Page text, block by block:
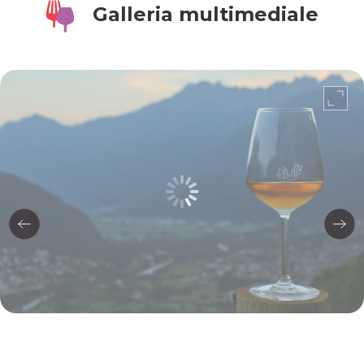
Galleria multimediale